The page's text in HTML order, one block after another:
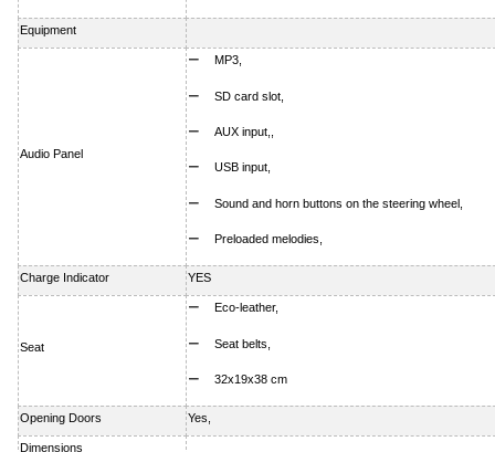
Equipment
Audio Panel
MP3,
SD card slot,
AUX input,,
USB input,
Sound and horn buttons on the steering wheel,
Preloaded melodies,
Charge Indicator YES
Seat
Eco-leather,
Seat belts,
32x19x38 cm
Opening Doors Yes,
Dimensions